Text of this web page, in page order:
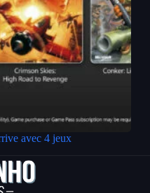
avec 4 jeux